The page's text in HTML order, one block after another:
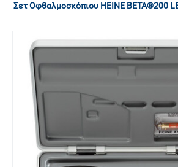
Σετ Οφθαλμοσκόπιου HEINE BETA®200